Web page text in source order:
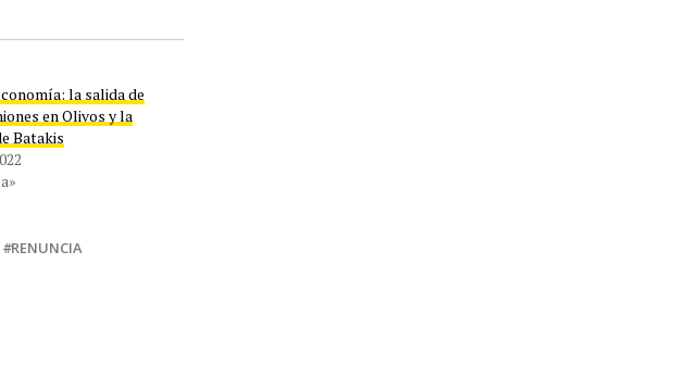
la salida de
en Olivos y la
Batakis
RENUNCIA